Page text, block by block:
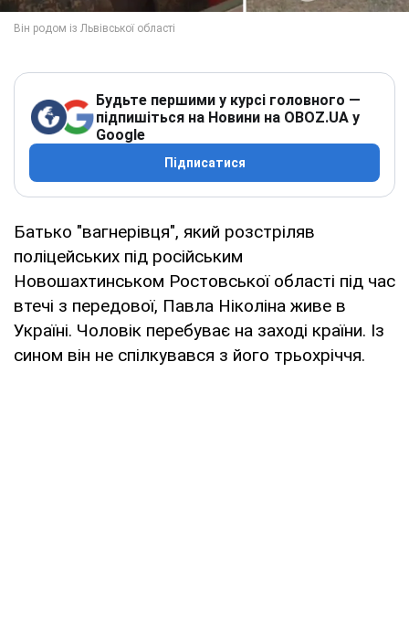
Будьте першими у курсі головного —
підпишіться на Новини на OBOZ.UA у
Google
Підписатися
Батько "вагнерівця", який розстріляв
поліцейських під російським
Новошахтинськом Ростовської області під час
втечі з передової, Павла Ніколіна живе в
Україні. Чоловік перебуває на заході країни. Із
сином він не спілкувався з його трьохріччя.